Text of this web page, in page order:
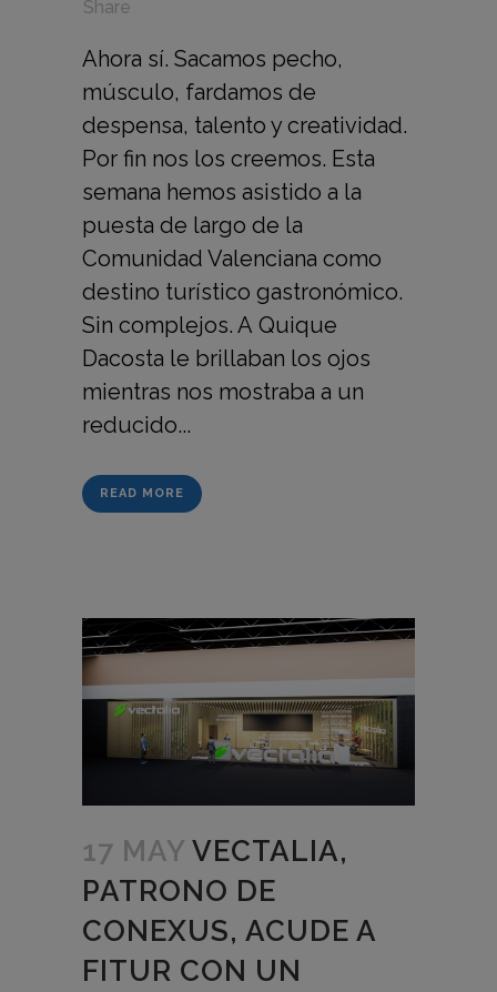
Share
Ahora sí. Sacamos pecho,
músculo, fardamos de
despensa, talento y creatividad.
Por fin nos los creemos. Esta
semana hemos asistido a la
puesta de largo de la
Comunidad Valenciana como
destino turístico gastronómico.
Sin complejos. A Quique
Dacosta le brillaban los ojos
mientras nos mostraba a un
reducido...
READ MORE
17 MAY VECTALIA,
PATRONO DE
CONEXUS, ACUDE A
FITUR CON UN